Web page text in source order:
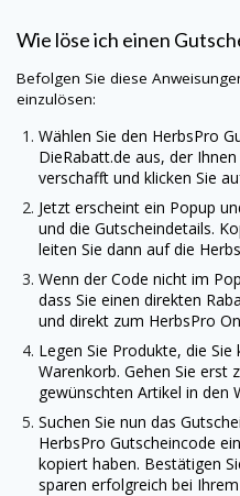
Wie löse ich einen
Befolgen Sie diese
einzulösen:
Wählen Sie den HerbsPro
DieRabatt.de aus, der
verschafft und klicken Sie
Jetzt erscheint ein Popup
und die Gutscheindetails.
leiten Sie dann auf die
Wenn der Code nicht im
dass Sie einen direkten
und direkt zum HerbsPro
Legen Sie Produkte, die
Warenkorb. Gehen Sie erst
gewünschten Artikel in den
Suchen Sie nun das
HerbsPro Gutscheincode
kopiert haben. Bestätigen
sparen erfolgreich bei